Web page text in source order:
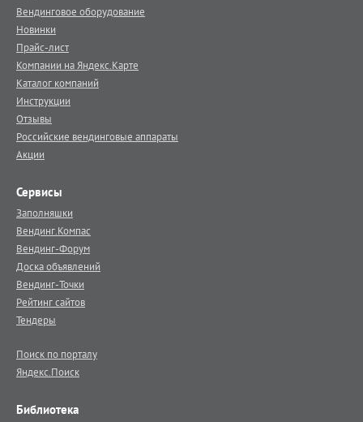
Вендинговое оборудование
Новинки
Прайс-лист
Компании на Яндекс.Карте
Каталог компаний
Инструкции
Отзывы
Российские вендинговые аппараты
Акции
Сервисы
Заполняшки
Вендинг.Компас
Вендинг-Форум
Доска объявлений
Вендинг-Точки
Рейтинг сайтов
Тендеры
Поиск по порталу
Яндекс.Поиск
Библиотека